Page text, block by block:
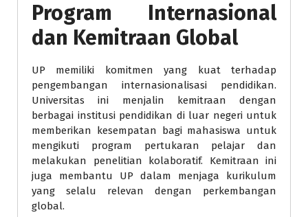
Program Internasional
dan Kemitraan Global
UP memiliki komitmen yang kuat terhadap
pengembangan internasionalisasi pendidikan.
Universitas ini menjalin kemitraan dengan
berbagai institusi pendidikan di luar negeri untuk
memberikan kesempatan bagi mahasiswa untuk
mengikuti program pertukaran pelajar dan
melakukan penelitian kolaboratif. Kemitraan ini
juga membantu UP dalam menjaga kurikulum
yang selalu relevan dengan perkembangan
global.